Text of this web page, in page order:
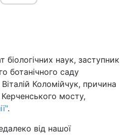
біологічних наук, заступник
ботанічного саду
Коломійчук, причина
мосту,
.
від нашої